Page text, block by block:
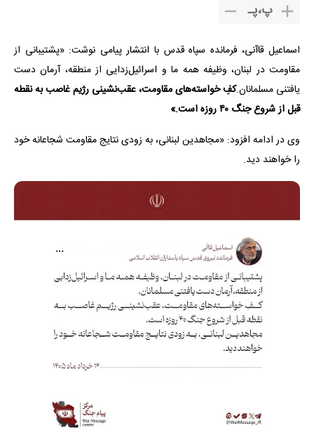
پ،پـ
اسماعیل قاآنی، فرمانده سپاه قدس با انتشار پیامی نوشت: «پشتیبانی از
مقاومت در لبنان، وظیفه همه ما و اسرائیل‌زدایی از منطقه، آرمان دست
یافتنی مسلمانان.کفِ خواسته‌های مقاومت، عقب‌نشینی رژیم غاصب به نقطه
قبل از شروع جنگ ۴۰ روزه است.»
وی در ادامه افزود: «مجاهدین لبنانی، به زودی نتایج مقاومت شجاعانه خود
را خواهند دید.